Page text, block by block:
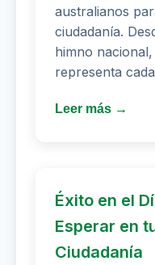
australianos
ciudadanía.
himno
representa
Leer más →
Éxito en el
Esperar en
Ciudadanía